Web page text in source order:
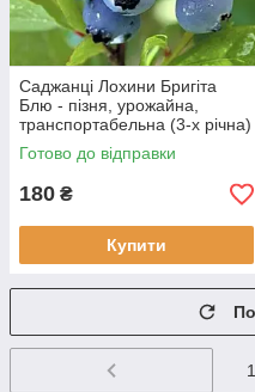
Саджанці Лохини Бригіта
Блю - пізня, урожайна,
транспортабельна (3-х річна)
С2
Готово до відправки
180 ₴
Купити
1